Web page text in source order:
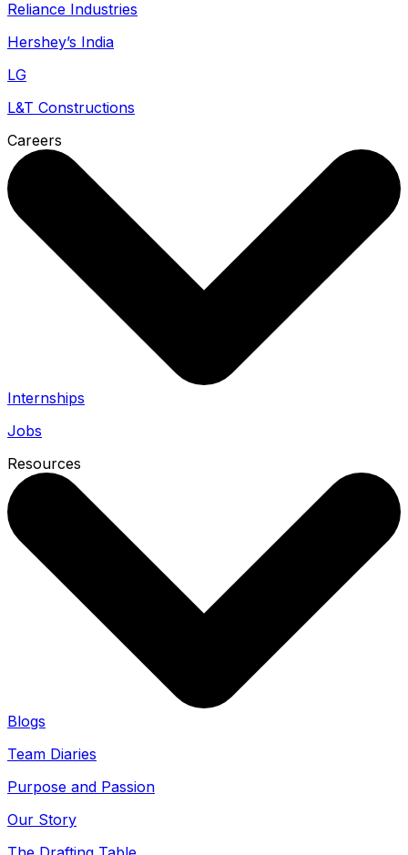
Reliance Industries
Hershey’s India
LG
L&T Constructions
Careers
Internships
Jobs
Resources
Blogs
Team Diaries
Purpose and Passion
Our Story